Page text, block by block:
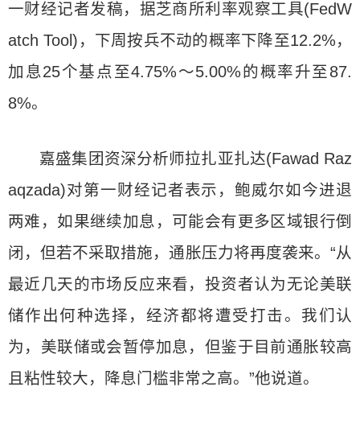
一财经记者发稿，据芝商所利率观察工具(FedW
atch Tool)，下周按兵不动的概率下降至12.2%，
加息25个基点至4.75%～5.00%的概率升至87.
8%。
嘉盛集团资深分析师拉扎亚扎达(Fawad Raz
aqzada)对第一财经记者表示，鲍威尔如今进退
两难，如果继续加息，可能会有更多区域银行倒
闭，但若不采取措施，通胀压力将再度袭来。“从
最近几天的市场反应来看，投资者认为无论美联
储作出何种选择，经济都将遭受打击。我们认
为，美联储或会暂停加息，但鉴于目前通胀较高
且粘性较大，降息门槛非常之高。”他说道。